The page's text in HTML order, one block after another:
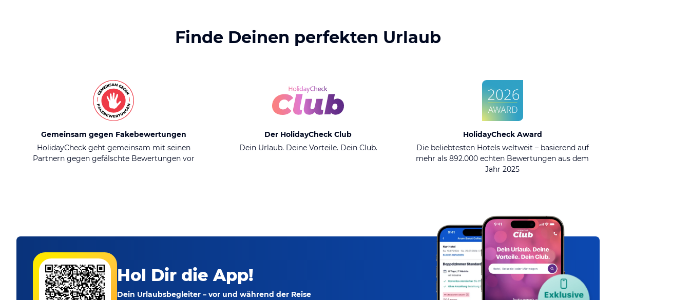
Finde Deinen perfekten Urlaub
Gemeinsam gegen Fakebewertungen
HolidayCheck geht gemeinsam mit seinen
Partnern gegen gefälschte Bewertungen vor
Der HolidayCheck Club
Dein Urlaub. Deine Vorteile. Dein Club.
HolidayCheck Award
Die beliebtesten Hotels weltweit – basierend auf
mehr als 892.000 echten Bewertungen aus dem
Jahr 2025
Hol Dir die App!
Dein Urlaubsbegleiter – vor und während der Reise